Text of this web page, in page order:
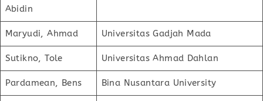
Abidin
Maryudi, Ahmad Universitas Gadjah Mada
Sutikno, Tole Universitas Ahmad Dahlan
Pardamean, Bens Bina Nusantara University